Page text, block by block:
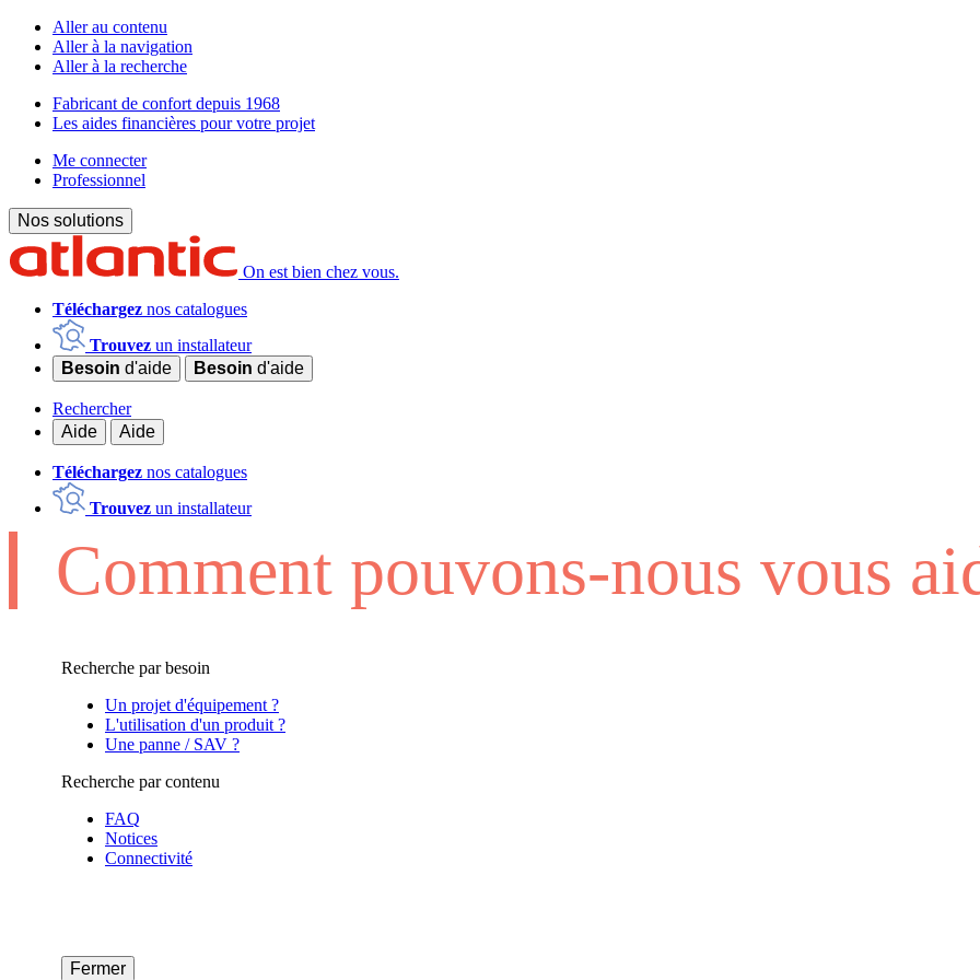
Aller au contenu
Aller à la navigation
Aller à la recherche
Fabricant de confort depuis 1968
Les aides financières pour votre projet
Me connecter
Professionnel
Nos solutions
On est bien chez vous.
Téléchargez nos catalogues
Trouvez un installateur
Besoin d'aide Besoin d'aide
Rechercher
Aide
Aide
Téléchargez nos catalogues
Trouvez un installateur
Comment pouvons-nous vous
Recherche par besoin
Un projet d'équipement ?
L'utilisation d'un produit ?
Une panne / SAV ?
Recherche par contenu
FAQ
Notices
Connectivité
Fermer